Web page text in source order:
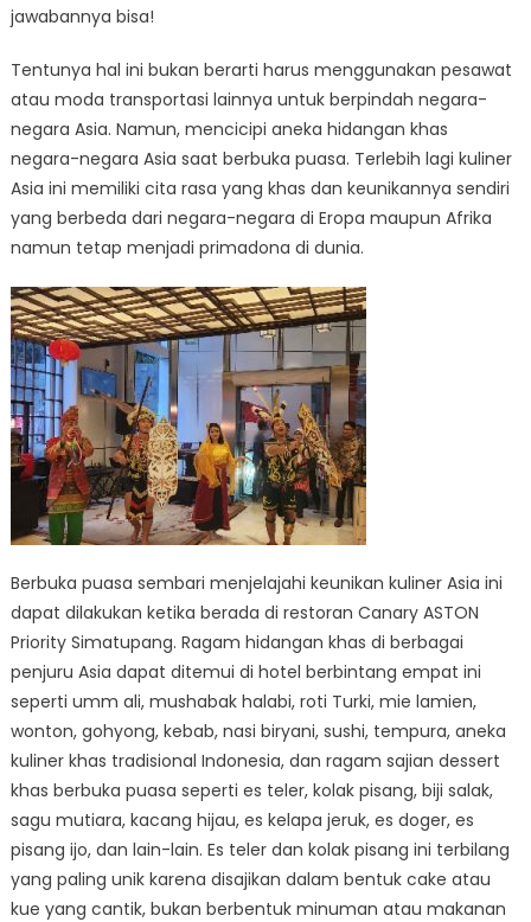
jawabannya bisa!
Tentunya hal ini bukan berarti harus menggunakan pesawat
atau moda transportasi lainnya untuk berpindah negara-
negara Asia. Namun, mencicipi aneka hidangan khas
negara-negara Asia saat berbuka puasa. Terlebih lagi kuliner
Asia ini memiliki cita rasa yang khas dan keunikannya sendiri
yang berbeda dari negara-negara di Eropa maupun Afrika
namun tetap menjadi primadona di dunia.
Berbuka puasa sembari menjelajahi keunikan kuliner Asia ini
dapat dilakukan ketika berada di restoran Canary ASTON
Priority Simatupang. Ragam hidangan khas di berbagai
penjuru Asia dapat ditemui di hotel berbintang empat ini
seperti umm ali, mushabak halabi, roti Turki, mie lamien,
wonton, gohyong, kebab, nasi biryani, sushi, tempura, aneka
kuliner khas tradisional Indonesia, dan ragam sajian dessert
khas berbuka puasa seperti es teler, kolak pisang, biji salak,
sagu mutiara, kacang hijau, es kelapa jeruk, es doger, es
pisang ijo, dan lain-lain. Es teler dan kolak pisang ini terbilang
yang paling unik karena disajikan dalam bentuk cake atau
kue yang cantik, bukan berbentuk minuman atau makanan